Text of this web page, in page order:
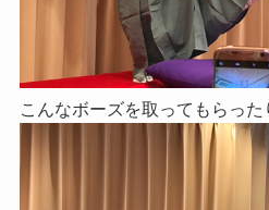
こんなボーズを取ってもらった